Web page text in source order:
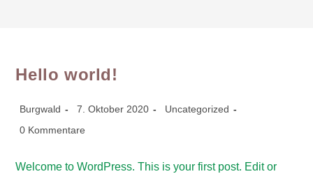
Hello world!
Beitrags-
Burgwald
Beitrag
7. Oktober 2020
Beitrags-
Uncategorized
Beitrags-
0 Kommentare
Welcome to WordPress. This is your first post. Edit or